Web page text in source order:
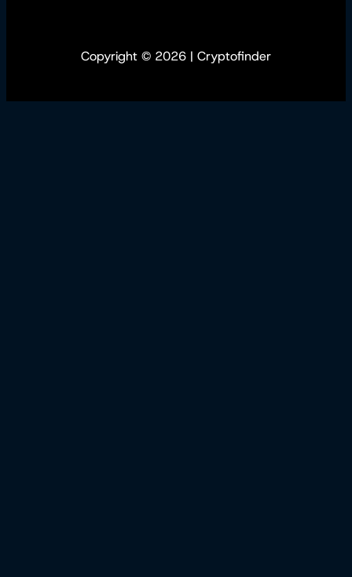
Copyright © 2026 | Cryptofinder